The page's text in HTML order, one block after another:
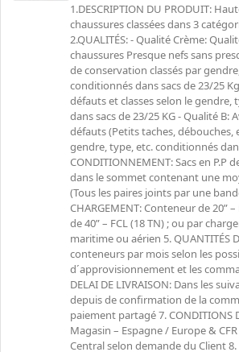
1.DESCRIPTION DU PRODUIT:
chaussures classées dans 3
2.QUALITÉS: - Qualité Crème:
chaussures Presque nefs sans
de conservation classés par
conditionnés dans sacs de 23/25
défauts et classes selon le gendre,
dans sacs de 23/25 KG - Qualité B:
défauts (Petits taches, débouches,
gendre, type, etc. conditionnés
CONDITIONNEMENT: Sacs en P.P
dans le sommet contenant une
(Tous les paires joints par une
CHARGEMENT: Conteneur de 20”
de 40” – FCL (18 TN) ; ou par
maritime ou aérien 5. QUANTITÉS
conteneurs par mois selon les
d´approvisionnement et les
DELAI DE LIVRAISON: Dans les
depuis de confirmation de la
paiement partagé 7. CONDITIONS
Magasin – Espagne / Europe &
Central selon demande du Client 8.